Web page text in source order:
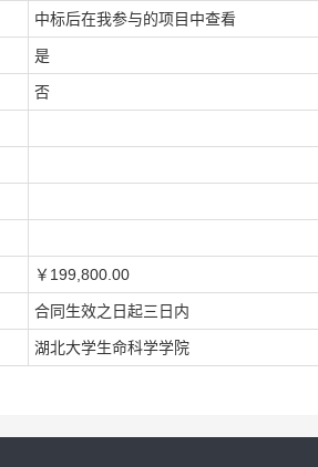
中标后在我参与的项目中查看
是
否
￥199,800.00
合同生效之日起三日内
湖北大学生命科学学院